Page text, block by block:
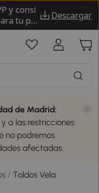
y consi
tu pri
Descargar
de Madrid:
a las restricciones
no podremos
afectadas.
/Toldos Vela